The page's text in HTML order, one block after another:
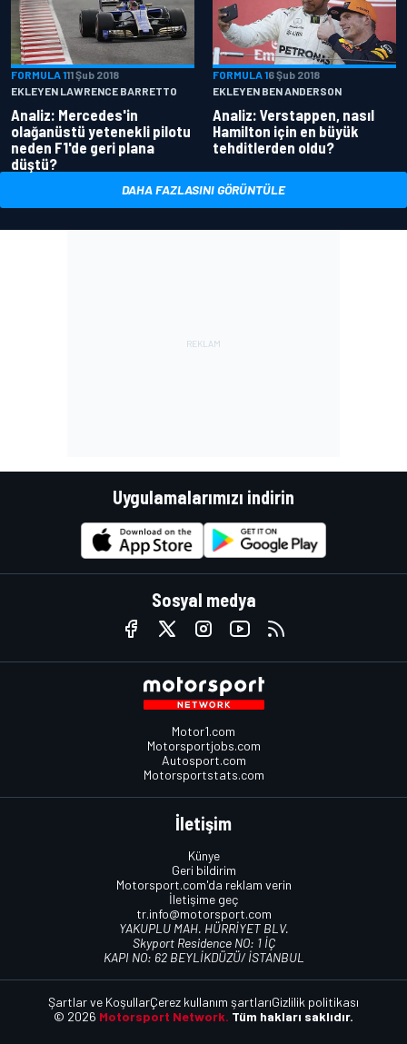
FORMULA 111 Şub 2018
EKLEYEN LAWRENCE BARRETTO
Analiz: Mercedes'in
olağanüstü yetenekli pilotu
neden F1'de geri plana
düştü?
FORMULA 16 Şub 2018
EKLEYEN BEN ANDERSON
Analiz: Verstappen, nasıl
Hamilton için en büyük
tehditlerden oldu?
DAHA FAZLASINI GÖRÜNTÜLE
Uygulamalarımızı indirin
Sosyal medya
Motor1.com
Motorsportjobs.com
Autosport.com
Motorsportstats.com
İletişim
Künye
Geri bildirim
Motorsport.com'da reklam verin
İletişime geç
tr.info@motorsport.com
YAKUPLU MAH. HÜRRİYET BLV.
Skyport Residence NO: 1 İÇ
KAPI NO: 62 BEYLİKDÜZÜ/ İSTANBUL
© 2026 Motorsport Network. Tüm hakları saklıdır.
Şartlar ve KoşullarÇerez kullanım şartlarıGizlilik politikası